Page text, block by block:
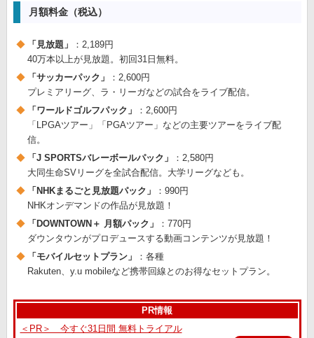
月額料金（税込）
「見放題」
：2,189円
40万本以上が見放題。初回31日無料。
「サッカーパック」
：2,600円
プレミアリーグ、ラ・リーガなどの試合をライブ配信。
「ワールドゴルフパック」
：2,600円
「LPGAツアー」「PGAツアー」などの主要ツアーをライブ配
信。
「J SPORTSバレーボールパック」
：2,580円
大同生命SVリーグを全試合配信。大学リーグなども。
「NHKまるごと見放題パック」
：990円
NHKオンデマンドの作品が見放題！
「DOWNTOWN＋ 月額パック」
：770円
ダウンタウンがプロデュースする動画コンテンツが見放題！
「モバイルセットプラン」
：各種
Rakuten、y.u mobileなど携帯回線とのお得なセットプラン。
PR情報
＜PR＞ 今すぐ31日間 無料トライアル